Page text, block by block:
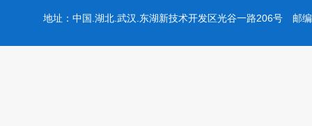
地址：中国.湖北.武汉.东湖新技术开发区光谷一路206号